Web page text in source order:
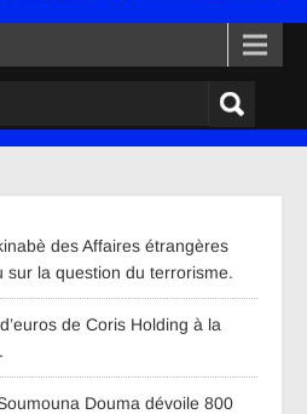
des Affaires étrangères
sur la question du terrorisme.
de Coris Holding à la
Douma dévoile 800